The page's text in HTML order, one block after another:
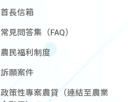
首長信箱
常見問答集（FAQ）
農民福利制度
訴願案件
政策性專案農貸（連結至農業